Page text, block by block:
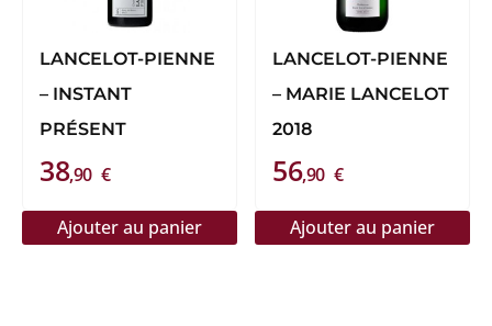
LANCELOT-PIENNE
– INSTANT
PRÉSENT
38,90 €
Ajouter au panier
LANCELOT-PIENNE
– MARIE LANCELOT
2018
56,90 €
Ajouter au panier